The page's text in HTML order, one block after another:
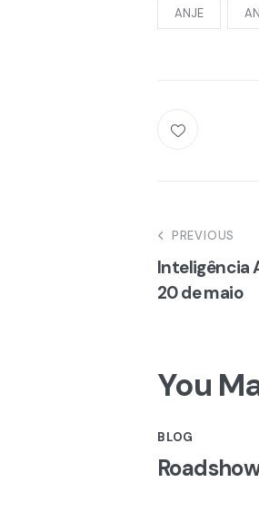
ANJE
de
PREVIOUS
Inteligência
20 de maio
You
BLOG